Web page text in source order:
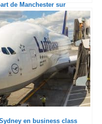
de Manchester sur
Swiss
en business class